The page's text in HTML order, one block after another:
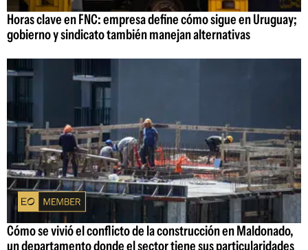
Horas clave en FNC: empresa define cómo sigue en Uruguay;
gobierno y sindicato también manejan alternativas
Cómo se vivió el conflicto de la construcción en Maldonado,
un departamento donde el sector tiene sus particularidades